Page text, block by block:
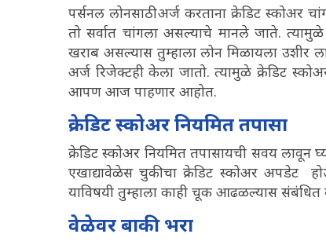
पर्सनल लोनसाठी अर्ज करताना क्रेडिट
तो सर्वात चांगला असल्याचे मानले जाते.
खराब असल्यास तुम्हाला लोन मिळायला उशीर
अर्ज रिजेक्टही केला जातो. त्यामुळे क्रेडिट
आपण आज पाहणार आहोत.
क्रेडिट स्कोअर नियमित तपासा
क्रेडिट स्कोअर नियमित तपासायची सवय लावून
एखाद्यावेळेस चुकीचा क्रेडिट स्कोअर अपडेट
याविषयी तुम्हाला काही चूक आढळल्यास संबंधित
वेळेवर बाकी भरा